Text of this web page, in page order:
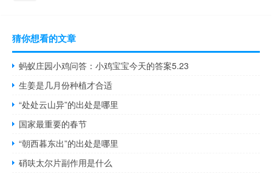
猜你想看的文章
蚂蚁庄园小鸡问答：小鸡宝宝今天的答案5.23
生姜是几月份种植才合适
“处处云山异”的出处是哪里
国家最重要的春节
“朝西暮东出”的出处是哪里
硝呋太尔片副作用是什么